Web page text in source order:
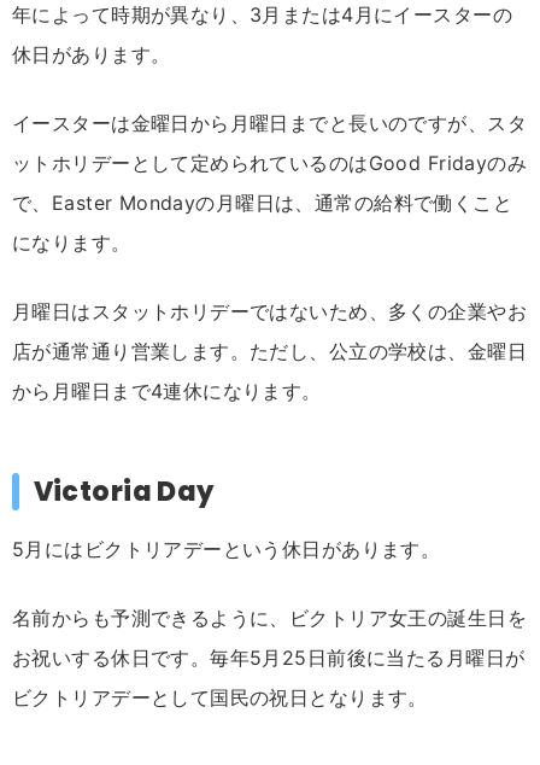
年によって時期が異なり、3月または4月にイースターの
休日があります。
イースターは金曜日から月曜日までと長いのですが、スタ
ットホリデーとして定められているのはGood Fridayのみ
で、Easter Mondayの月曜日は、通常の給料で働くこと
になります。
月曜日はスタットホリデーではないため、多くの企業やお
店が通常通り営業します。ただし、公立の学校は、金曜日
から月曜日まで4連休になります。
Victoria Day
5月にはビクトリアデーという休日があります。
名前からも予測できるように、ビクトリア女王の誕生日を
お祝いする休日です。毎年5月25日前後に当たる月曜日が
ビクトリアデーとして国民の祝日となります。